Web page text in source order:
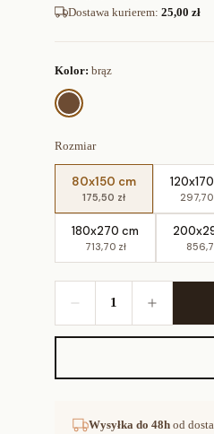
Dostawa kurierem:25,00 zł
Kolor: brąz
Rozmiar
80x150 cm
175,50 zł 297,70
180x270 cm
713,70 zł
1
Wysyłkado 48h od